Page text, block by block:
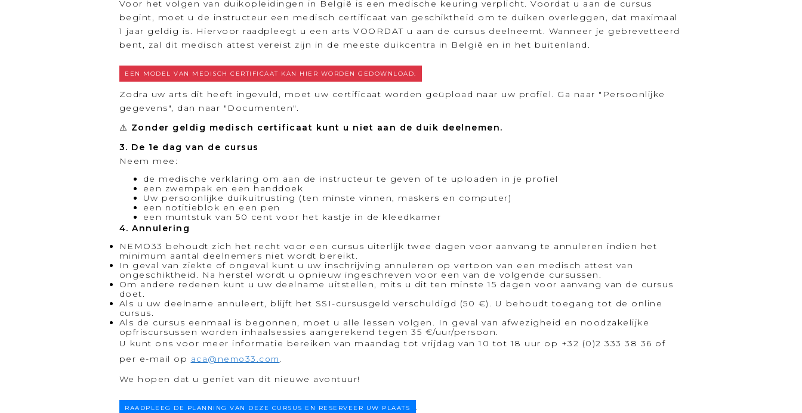
Voor het volgen van duikopleidingen in België is een medische keuring verplicht. Voordat u aan de cursus
begint, moet u de instructeur een medisch certificaat van geschiktheid om te duiken overleggen, dat maximaal
1 jaar geldig is. Hiervoor raadpleegt u een arts VOORDAT u aan de cursus deelneemt. Wanneer je gebrevetteerd
bent, zal dit medisch attest vereist zijn in de meeste duikcentra in België en in het buitenland.
EEN MODEL VAN MEDISCH CERTIFICAAT KAN HIER WORDEN GEDOWNLOAD.
Zodra uw arts dit heeft ingevuld, moet uw certificaat worden geüpload naar uw profiel. Ga naar "Persoonlijke
gegevens", dan naar "Documenten".
⚠️ Zonder geldig medisch certificaat kunt u niet aan de duik deelnemen.
3. De 1e dag van de cursus
Neem mee:
de medische verklaring om aan de instructeur te geven of te uploaden in je profiel
een zwempak en een handdoek
Uw persoonlijke duikuitrusting (ten minste vinnen, maskers en computer)
een notitieblok en een pen
een muntstuk van 50 cent voor het kastje in de kleedkamer
4. Annulering
NEMO33 behoudt zich het recht voor een cursus uiterlijk twee dagen voor aanvang te annuleren indien het
minimum aantal deelnemers niet wordt bereikt.
In geval van ziekte of ongeval kunt u uw inschrijving annuleren op vertoon van een medisch attest van
ongeschiktheid. Na herstel wordt u opnieuw ingeschreven voor een van de volgende cursussen.
Om andere redenen kunt u uw deelname uitstellen, mits u dit ten minste 15 dagen voor aanvang van de cursus
doet.
Als u uw deelname annuleert, blijft het SSI-cursusgeld verschuldigd (50 €). U behoudt toegang tot de online
cursus.
Als de cursus eenmaal is begonnen, moet u alle lessen volgen. In geval van afwezigheid en noodzakelijke
opfriscursussen worden inhaalsessies aangerekend tegen 35 €/uur/persoon.
U kunt ons voor meer informatie bereiken van maandag tot vrijdag van 10 tot 18 uur op +32 (0)2 333 38 36 of
per e-mail op aca@nemo33.com
We hopen dat u geniet van dit nieuwe avontuur!
RAADPLEEG DE PLANNING VAN DEZE CURSUS EN RESERVEER UW PLAATS .